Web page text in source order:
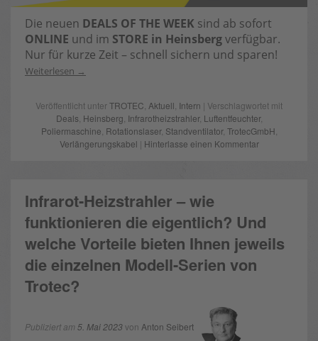
Die neuen DEALS OF THE WEEK sind ab sofort
ONLINE und im STORE in Heinsbergverfügbar.
Nur für kurze Zeit – schnell sichern und sparen!
Weiterlesen
Veröffentlicht unterTROTEC Aktuell Intern | Verschlagwortet mit
Deals Heinsberg Infrarotheizstrahler, Luftentfeuchter,
Poliermaschine Rotationslaser, Standventilator, TrotecGmbH
Verlängerungskabel | Hinterlasse einen Kommentar
Infrarot-Heizstrahler – wie
funktionieren die eigentlich? Und
welche Vorteile bieten Ihnen jeweils
die einzelnen Modell-Serien von
Trotec?
Publiziert am 5. Mai 2023von Anton Seibert